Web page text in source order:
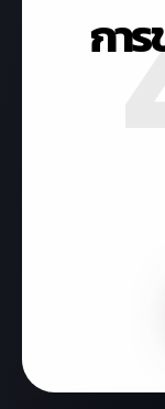
» ประกา
รูปแบบเอ
สัญลักษณ์
พยาบาล
ฝ่ายต่างๆ
พยาบาล
» คำสั่งค
GDCC
GDCC
กา